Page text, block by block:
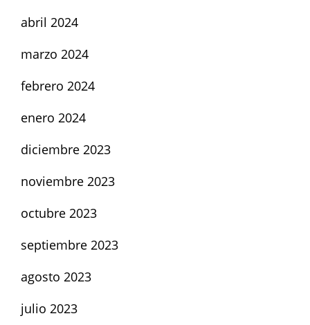
abril 2024
marzo 2024
febrero 2024
enero 2024
diciembre 2023
noviembre 2023
octubre 2023
septiembre 2023
agosto 2023
julio 2023